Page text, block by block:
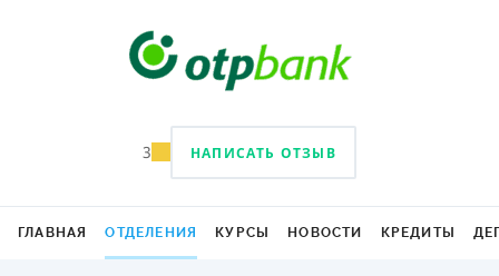
3 НАПИСАТЬ ОТЗЫВ
ГЛАВНАЯ ОТДЕЛЕНИЯ КУРСЫ НОВОСТИ КРЕДИТЫ